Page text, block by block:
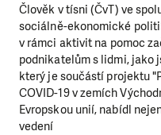
Člověk v tísni (ČvT) ve
sociálně-ekonomické
v rámci aktivit na pomoc
podnikatelům s lidmi, jako
který je součástí projektu
COVID-19 v zemích
Evropskou unií, nabídl
vedení